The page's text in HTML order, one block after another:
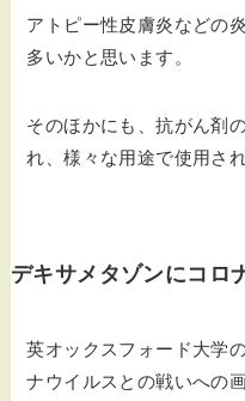
アトピー性皮膚炎などの
多いかと思います。
そのほかにも、抗がん剤
れ、様々な用途で使用さ
デキサメタゾンにコロ
英オックスフォード大学
ナウイルスとの戦いへの